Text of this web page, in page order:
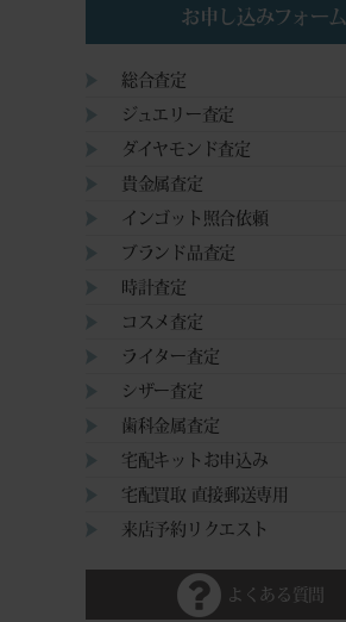
お申し込みフォーム
総合査定
ジュエリー査定
ダイヤモンド査定
貴金属査定
インゴット照合依頼
ブランド品査定
時計査定
コスメ査定
ライター査定
シザー査定
歯科金属査定
宅配キットお申込み
宅配買取 直接郵送専用
来店予約リクエスト
よくある質問